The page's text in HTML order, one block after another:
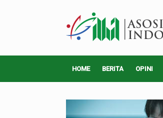
HOME BERITA OPINI